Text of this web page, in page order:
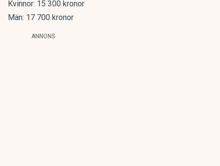
Kvinnor: 15 300 kronor
Män: 17 700 kronor
ANNONS